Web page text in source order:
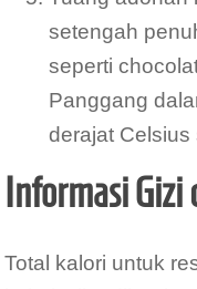
setengah
seperti
Panggang
derajat Celsius
Informasi
Total kalori untuk